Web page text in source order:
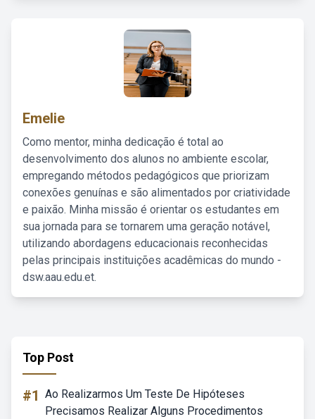
Emelie
Como mentor, minha dedicação é total ao
desenvolvimento dos alunos no ambiente escolar,
empregando métodos pedagógicos que priorizam
conexões genuínas e são alimentados por criatividade
e paixão. Minha missão é orientar os estudantes em
sua jornada para se tornarem uma geração notável,
utilizando abordagens educacionais reconhecidas
pelas principais instituições acadêmicas do mundo -
dsw.aau.edu.et.
Top Post
#1 Ao Realizarmos Um Teste De Hipóteses
Precisamos Realizar Alguns Procedimentos